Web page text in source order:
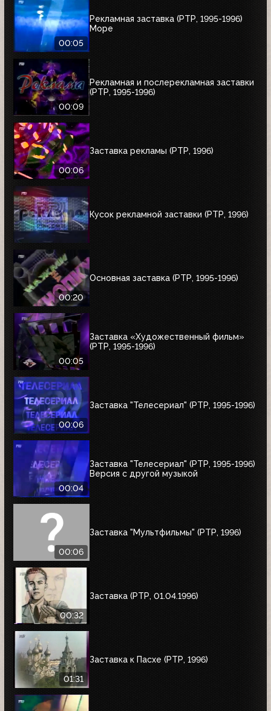
00:05
Рекламная заставка (РТР, 1995-1996)
Море
00:09
Рекламная и послерекламная заставки
(РТР, 1995-1996)
00:06
Заставка рекламы (РТР, 1996)
Кусок рекламной заставки (РТР, 1996)
00:20
Основная заставка (РТР, 1995-1996)
00:05
Заставка «Художественный фильм»
(РТР, 1995-1996)
00:06
Заставка "Телесериал" (РТР, 1995-1996)
00:04
Заставка "Телесериал" (РТР, 1995-1996)
Версия с другой музыкой
00:06
Заставка "Мультфильмы" (РТР, 1996)
00:32
Заставка (РТР, 01.04.1996)
01:31
Заставка к Пасхе (РТР, 1996)